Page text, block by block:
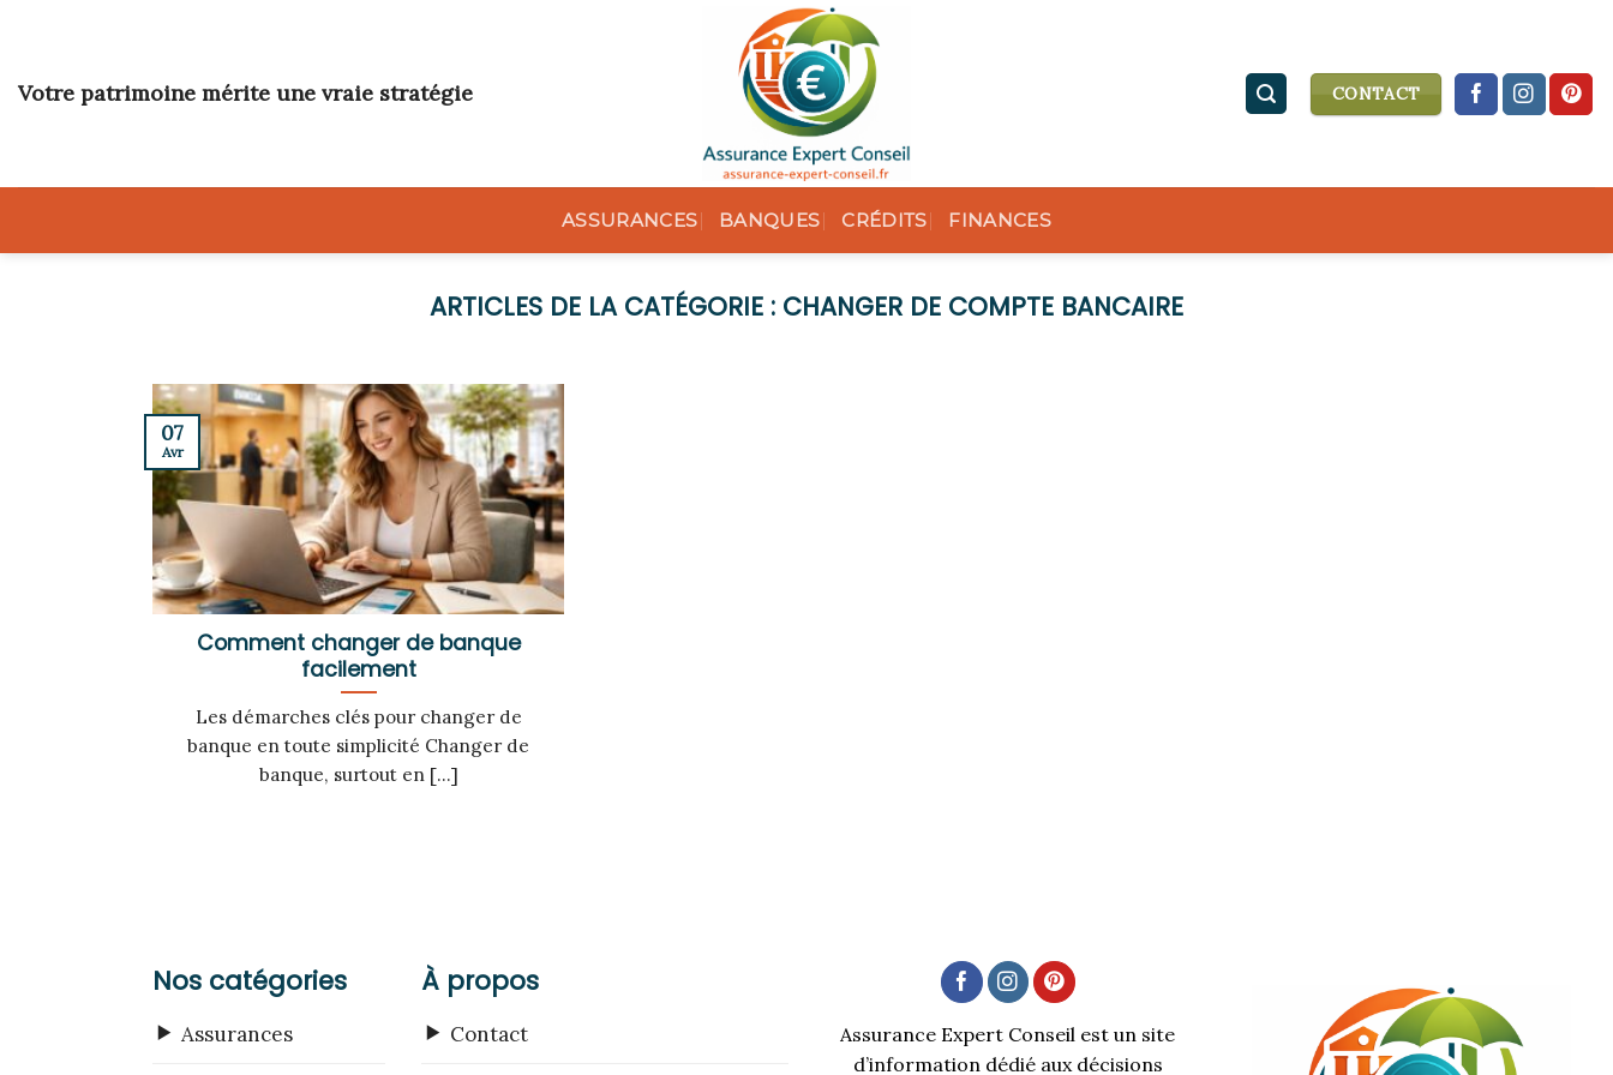
content
Votre patrimoine mérite une vraie stratégie CONTACT
ASSURANCES BANQUES CRÉDITS FINANCES
CHANGER DE COMPTE BANCAIRE
Comment changer de banque
facilement
Les démarches clés pour changer de
banque en toute simplicité Changer de
banque, surtout en [...]
07
Avr
Nos catégories
Assurances
À propos
Contact
Assurance Expert Conseil est un site
d’information dédié aux décisions